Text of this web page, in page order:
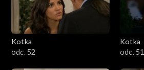
Kotka
odc. 52
Kotka
odc. 51